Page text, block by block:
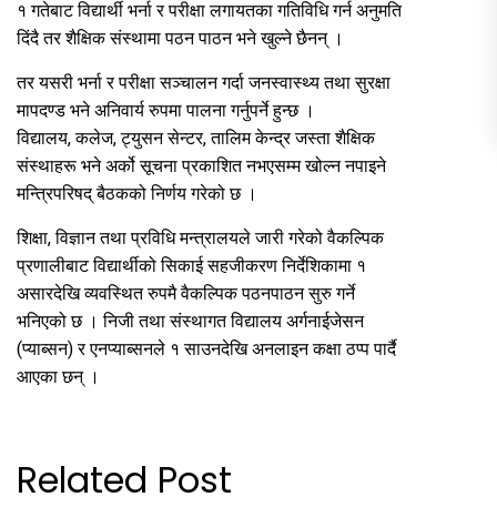
१ गतेबाट विद्यार्थी भर्ना र परीक्षा लगायतका गतिविधि गर्न अनुमति
दिंदै तर शैक्षिक संस्थामा पठन पाठन भने खुल्ने छैनन् ।
तर यसरी भर्ना र परीक्षा सञ्चालन गर्दा जनस्वास्थ्य तथा सुरक्षा
मापदण्ड भने अनिवार्य रुपमा पालना गर्नुपर्ने हुन्छ ।
विद्यालय, कलेज, ट्युसन सेन्टर, तालिम केन्द्र जस्ता शैक्षिक
संस्थाहरू भने अर्को सूचना प्रकाशित नभएसम्म खोल्न नपाइने
मन्त्रिपरिषद् बैठकको निर्णय गरेको छ ।
शिक्षा, विज्ञान तथा प्रविधि मन्त्रालयले जारी गरेको वैकल्पिक
प्रणालीबाट विद्यार्थीको सिकाई सहजीकरण निर्देशिकामा १
असारदेखि व्यवस्थित रुपमै वैकल्पिक पठनपाठन सुरु गर्ने
भनिएको छ । निजी तथा संस्थागत विद्यालय अर्गनाईजेसन
(प्याब्सन) र एनप्याब्सनले १ साउनदेखि अनलाइन कक्षा ठप्प पार्दै
आएका छन् ।
Related Post